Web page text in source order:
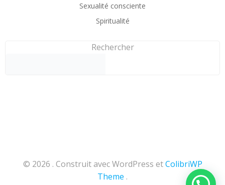
Sexualité consciente
Spiritualité
Rechercher
© 2026 . Construit avec WordPress etColibriWP
Theme .